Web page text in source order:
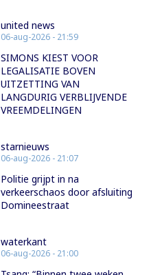
united news
06-aug-2026 - 21:59
SIMONS KIEST VOOR
LEGALISATIE BOVEN
UITZETTING VAN
LANGDURIG VERBLIJVENDE
VREEMDELINGEN
starnieuws
06-aug-2026 - 21:07
Politie grijpt in na
verkeerschaos door afsluiting
Domineestraat
waterkant
06-aug-2026 - 21:00